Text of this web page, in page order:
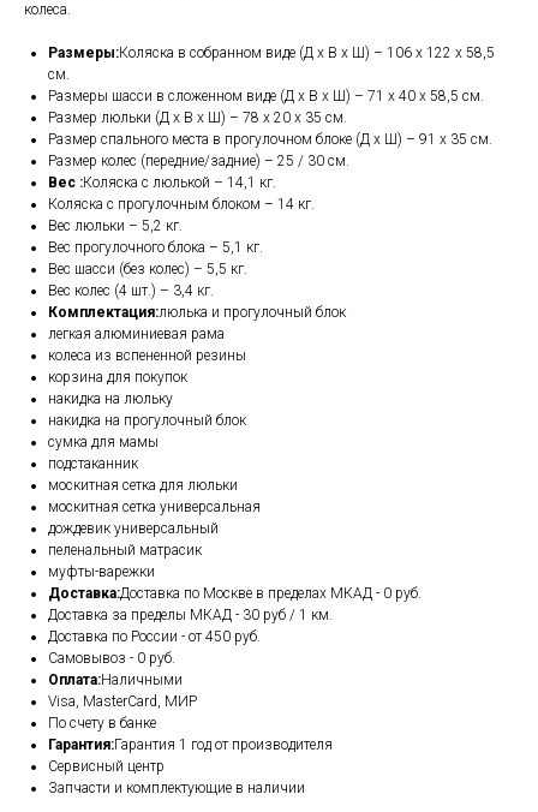
колеса.
Размеры:Коляска в собранном виде (Д х В х Ш) – 106 х 122 х 58,5
см.
Размеры шасси в сложенном виде (Д х В х Ш) – 71 х 40 х 58,5 см.
Размер люльки (Д х В х Ш) – 78 х 20 х 35 см.
Размер спального места в прогулочном блоке (Д х Ш) – 91 х 35 см.
Размер колес (передние/задние) – 25 / 30 см.
Вес :Коляска с люлькой – 14,1 кг.
Коляска с прогулочным блоком – 14 кг.
Вес люльки – 5,2 кг.
Вес прогулочного блока – 5,1 кг.
Вес шасси (без колес) – 5,5 кг.
Вес колес (4 шт.) – 3,4 кг.
Комплектация:люлька и прогулочный блок
легкая алюминиевая рама
колеса из вспененной резины
корзина для покупок
накидка на люльку
накидка на прогулочный блок
сумка для мамы
подстаканник
москитная сетка для люльки
москитная сетка универсальная
дождевик универсальный
пеленальный матрасик
муфты-варежки
Доставка:Доставка по Москве в пределах МКАД - 0 руб.
Доставка за пределы МКАД - 30 руб / 1 км.
Доставка по России - от 450 руб.
Самовывоз - 0 руб.
Оплата:Наличными
Visa, MasterCard, МИР
По счету в банке
Гарантия:Гарантия 1 год от производителя
Сервисный центр
Запчасти и комплектующие в наличии